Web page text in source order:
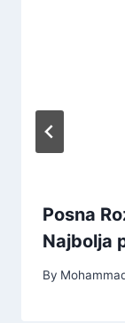
Posna
Najbolja
By